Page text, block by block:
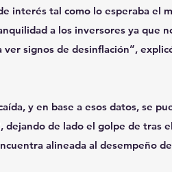
interés tal como lo esperaba el
a los inversores ya que
signos de desinflación”,
y en base a esos datos, se
dejando de lado el golpe de tras
alineada al desempeño